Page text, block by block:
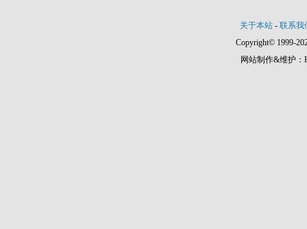
关于本站 - 联系我
Copyright© 1999-
网站制作&维护